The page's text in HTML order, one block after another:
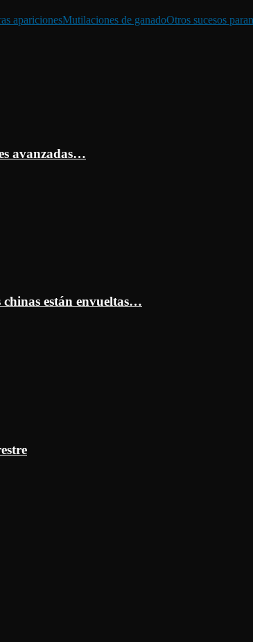
aparicionesMutilaciones de ganadoOtros sucesos
avanzadas…
están envueltas…